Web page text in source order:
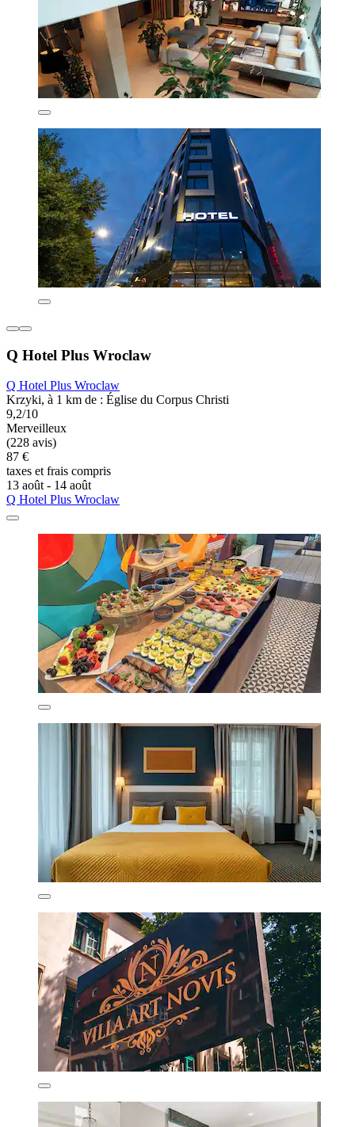
Q Hotel Plus Wroclaw
Q Hotel Plus Wroclaw
Krzyki, à 1 km de : Église du Corpus Christi
9,2/10
Merveilleux
(228 avis)
87 €
taxes et frais compris
13 août - 14 août
Q Hotel Plus Wroclaw